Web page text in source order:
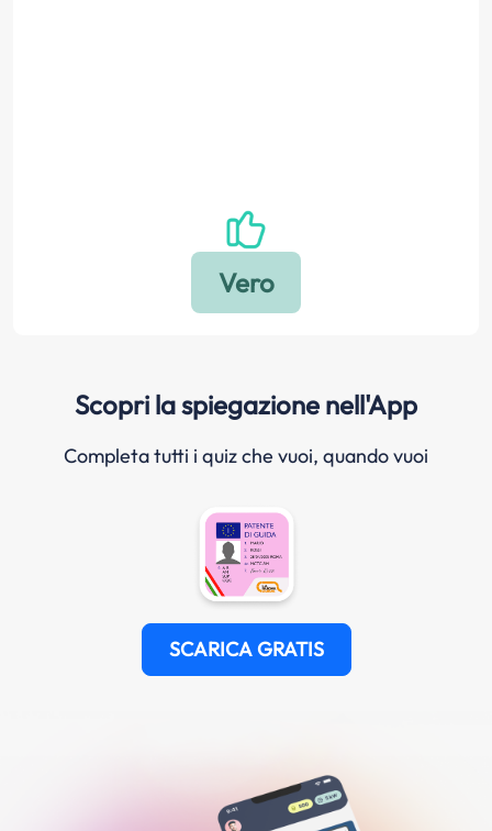
Scopri la spiegazione nell'App
Completa tutti i quiz che vuoi, quando vuoi
SCARICA GRATIS